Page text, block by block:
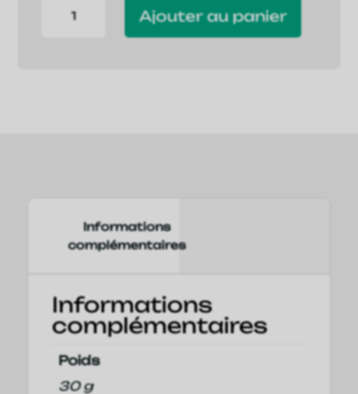
Ajouter au panier
Informations
complémentaires
Informations
complémentaires
Poids
30 g